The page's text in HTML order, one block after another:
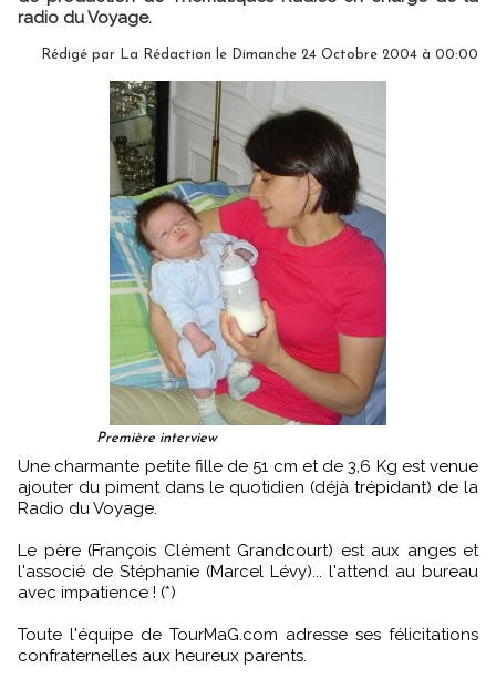
radio du Voyage.
Rédigé par La Rédaction le Dimanche 24 Octobre 2004 à 00:00
Première interview
Une charmante petite fille de 51 cm et de 3,6 Kg est venue
ajouter du piment dans le quotidien (déjà trépidant) de la
Radio du Voyage.
Le père (François Clément Grandcourt) est aux anges et
l'associé de Stéphanie (Marcel Lévy)... l'attend au bureau
avec impatience ! (*)
Toute l'équipe de TourMaG.com adresse ses félicitations
confraternelles aux heureux parents.